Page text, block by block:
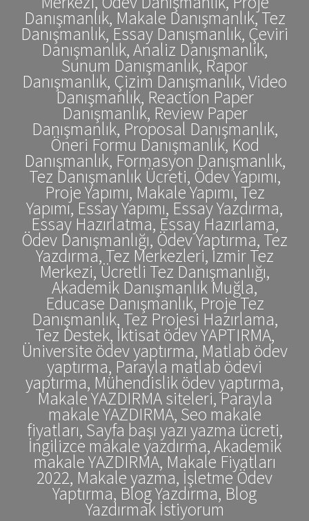
Danışmanlık, Makale Danışmanlık, Tez
Danışmanlık, Essay Danışmanlık, Çeviri
Danışmanlık, Analiz Danışmanlık,
Sunum Danışmanlık, Rapor
Danışmanlık, Çizim Danışmanlık, Video
Danışmanlık, Reaction Paper
Danışmanlık, Review Paper
Danışmanlık, Proposal Danışmanlık,
Öneri Formu Danışmanlık, Kod
Danışmanlık, Formasyon Danışmanlık,
Tez Danışmanlık Ücreti, Ödev Yapımı,
Proje Yapımı, Makale Yapımı, Tez
Yapımı, Essay Yapımı, Essay Yazdırma,
Essay Hazırlatma, Essay Hazırlama,
Ödev Danışmanlığı, Ödev Yaptırma, Tez
Yazdırma, Tez Merkezleri, İzmir Tez
Merkezi, Ücretli Tez Danışmanlığı,
Akademik Danışmanlık Muğla,
Educase Danışmanlık, Proje Tez
Danışmanlık, Tez Projesi Hazırlama,
Tez Destek, İktisat ödev YAPTIRMA,
Üniversite ödev yaptırma, Matlab ödev
yaptırma, Parayla matlab ödevi
yaptırma, Mühendislik ödev yaptırma,
Makale YAZDIRMA siteleri, Parayla
makale YAZDIRMA, Seo makale
fiyatları, Sayfa başı yazı yazma ücreti,
İngilizce makale yazdırma, Akademik
makale YAZDIRMA, Makale Fiyatları
2022, Makale yazma, İşletme Ödev
Yaptırma, Blog Yazdırma, Blog
Yazdırmak İstiyorum